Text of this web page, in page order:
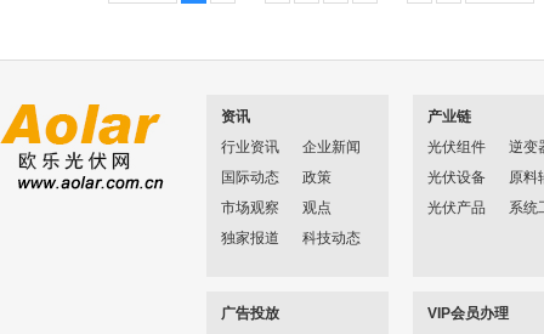
资讯
行业资讯
企业新闻
国际动态
政策
市场观察
观点
独家报道
科技动态
产业链
光伏组件
逆变
光伏设备
原料
光伏产品
系统
广告投放
VIP会员办理